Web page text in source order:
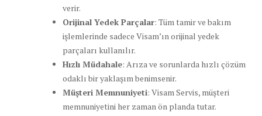
verir.
Orijinal Yedek Parçalar: Tüm tamir ve bakım
işlemlerinde sadece Visam’ın orijinal yedek
parçaları kullanılır.
Hızlı Müdahale: Arıza ve sorunlarda hızlı çözüm
odaklı bir yaklaşım benimsenir.
Müşteri Memnuniyeti: Visam Servis, müşteri
memnuniyetini her zaman ön planda tutar.